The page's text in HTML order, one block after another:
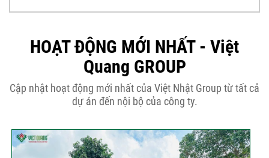
50m2...
Những điều cần biết khi thiết kế nhà
phố 5...
Cập nhật xu thế thiết kế nhà phố 5
HOẠT ĐỘNG MỚI NHẤT - Việt
Quang GROUP
Cập nhật hoạt động mới nhất của Việt Nhật Group từ tất cả
dự án đến nội bộ của công ty.